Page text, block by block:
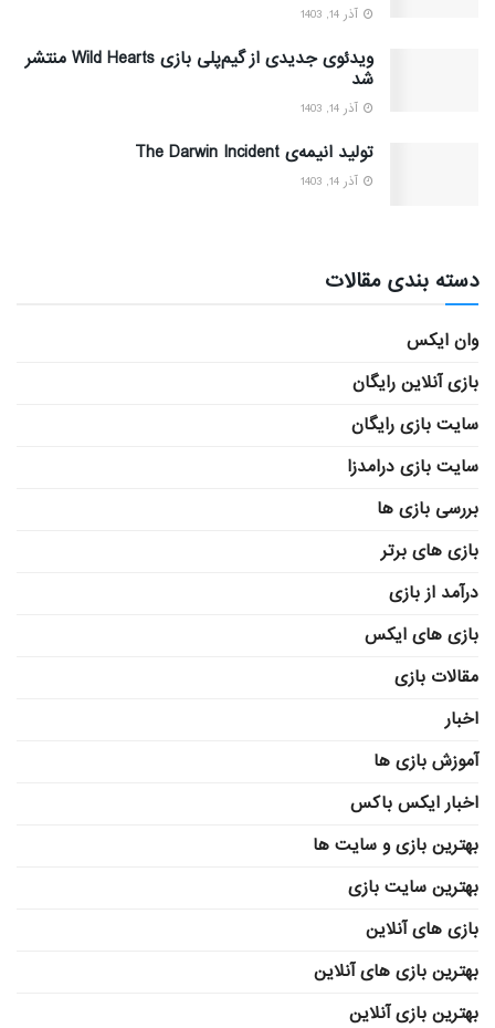
آذر 14, 1403
ویدئوی جدیدی از گیم‌پلی بازی Wild Hearts منتشر
شد
آذر 14, 1403
تولید انیمه‌ی The Darwin Incident
آذر 14, 1403
دسته بندی مقالات
وان ایکس
بازی آنلاین رایگان
سایت بازی رایگان
سایت بازی درامدزا
بررسی بازی ها
بازی های برتر
درآمد از بازی
بازی های ایکس
مقالات بازی
اخبار
آموزش بازی ها
اخبار ایکس باکس
بهترین بازی و سایت ها
بهترین سایت بازی
بازی های آنلاین
بهترین بازی های آنلاین
بهترین بازی آنلاین